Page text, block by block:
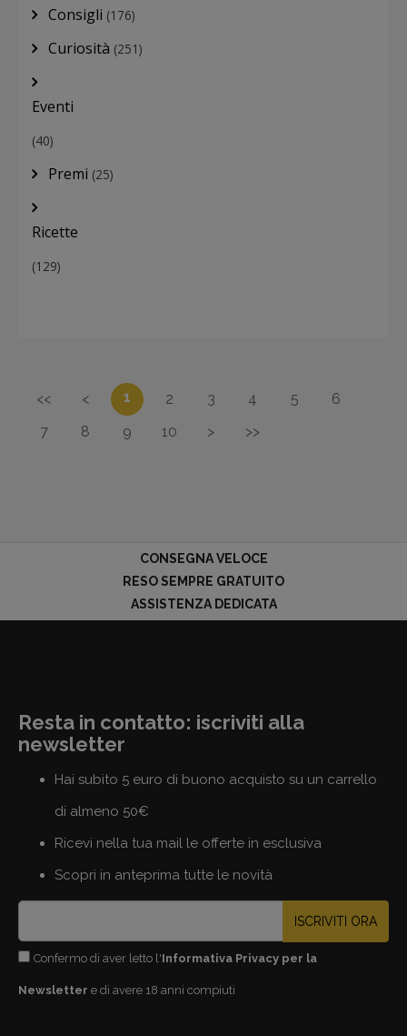
Consigli (176)
Curiosità (251)
Eventi
(40)
Premi (25)
Ricette
(129)
<< < 1 2 3 4 5
6
7
8 9 10 > >>
CONSEGNA VELOCE
RESO SEMPRE GRATUITO
ASSISTENZA DEDICATA
Resta in contatto: iscriviti alla
newsletter
Hai subito 5 euro di buono acquisto su un carrello
di almeno 50€
Ricevi nella tua mail le offerte in esclusiva
Scopri in anteprima tutte le novità
ISCRIVITI ORA
Confermo di aver letto l'Informativa Privacy per la
Newsletter e di avere 18 anni compiuti